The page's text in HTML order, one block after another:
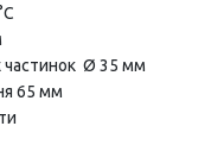
частинок Ø 35 мм
65 мм